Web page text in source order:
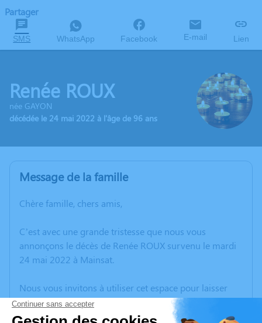
Partager
SMS WhatsApp Facebook E-mail Lien
Renée ROUX
née GAYON
décédée le 24 mai 2022 à l'âge de 96 ans
Message de la famille
Chère famille, chers amis,
C’est avec une grande tristesse que nous vous
annonçons le décès de Renée ROUX survenu le mardi
24 mai 2022 à Mainsat.
Nous vous invitons à utiliser cet espace pour laisser
vos condoléances, partager des photos souvenirs, une
anecdote ou exprimer vos pensées à travers des